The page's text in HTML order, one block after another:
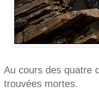
Au cours des quatre
trouvées mortes.